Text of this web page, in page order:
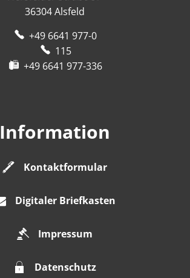
36304 Alsfeld
+49 6641 977-0
115
+49 6641 977-336
Information
Kontaktformular
Digitaler Briefkasten
Impressum
Datenschutz